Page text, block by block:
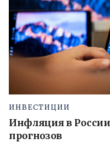
ИНВЕСТИЦИИ
Инфляция в
прогнозов